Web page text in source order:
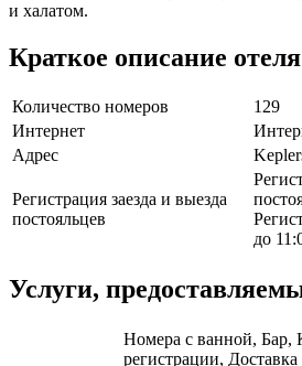
и халатом.
Краткое описание отеля
Количество номеров
129
Интернет
Адрес
Регистрация заезда и выезда
постояльцев
до
Услуги,
Номера с ванной, Бар,
регистрации, Доставка